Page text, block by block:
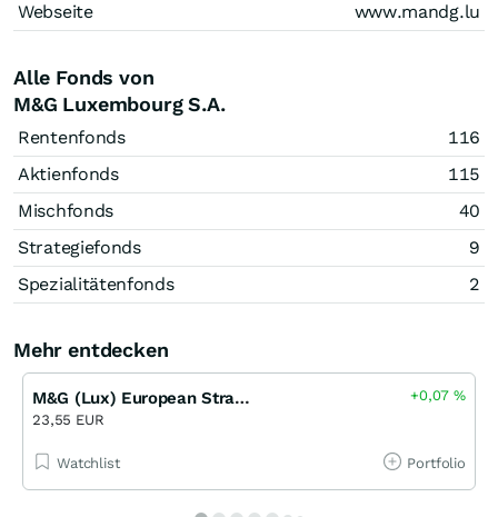
Webseite
www.mandg.lu
Alle Fonds von
M&G Luxembourg S.A.
Rentenfonds
116
Aktienfonds
115
Mischfonds
40
Strategiefonds
9
Spezialitätenfonds
2
Mehr entdecken
M&G (Lux) European Strategic Value Fund EUR A Acc
23,55 EUR
+0,07%
Watchlist Portfolio